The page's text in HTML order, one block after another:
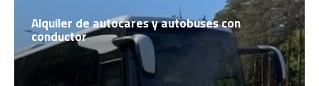
Alquiler de autocares y autobuses con
conductor